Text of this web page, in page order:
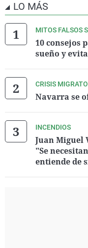
LO MÁS
MITOS FALSOS
10 consejos
sueño y
CRISIS
Navarra se
INCENDIOS
Juan Miguel
"Se
entiende de